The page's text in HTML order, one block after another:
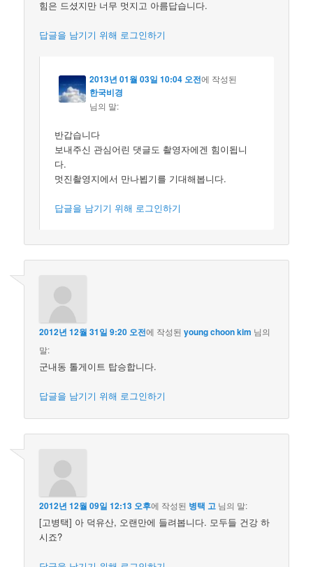
힘은 드셨지만 너무 멋지고 아름답습니다.
답글을 남기기 위해 로그인하기
2013년 01월 03일 10:04 오전에 작성된
한국비경
님의 말:
반갑습니다
보내주신 관심어린 댓글도 촬영자에겐 힘이됩니
다.
멋진촬영지에서 만나뵙기를 기대해봅니다.
답글을 남기기 위해 로그인하기
2012년 12월 31일 9:20 오전에 작성된young choon kim 님의
말:
군내동 톨게이트 탑승합니다.
답글을 남기기 위해 로그인하기
2012년 12월 09일 12:13 오후에 작성된 병택 고 님의 말:
[고병택] 아 덕유산, 오랜만에 들려봅니다. 모두들 건강 하
시죠?